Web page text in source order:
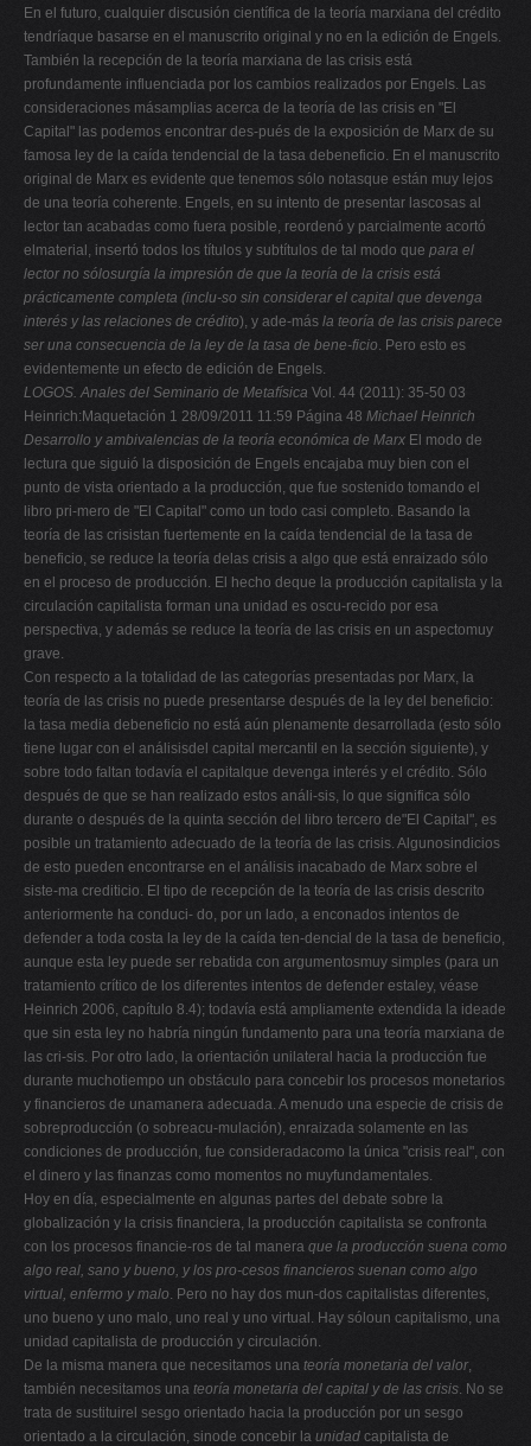
En el futuro, cualquier discusión científica de la teoría marxiana del crédito
tendríaque basarse en el manuscrito original y no en la edición de Engels.
También la recepción de la teoría marxiana de las crisis está
profundamente influenciada por los cambios realizados por Engels. Las
consideraciones másamplias acerca de la teoría de las crisis en "El
Capital" las podemos encontrar des-pués de la exposición de Marx de su
famosa ley de la caída tendencial de la tasa debeneficio. En el manuscrito
original de Marx es evidente que tenemos sólo notasque están muy lejos
de una teoría coherente. Engels, en su intento de presentar lascosas al
lector tan acabadas como fuera posible, reordenó y parcialmente acortó
elmaterial, insertó todos los títulos y subtítulos de tal modo que para el
lector no sólosurgía la impresión de que la teoría de la crisis está
prácticamente completa (inclu-so sin considerar el capital que devenga
interés y las relaciones de crédito), y ade-más la teoría de las crisis parece
ser una consecuencia de la ley de la tasa de bene-ficio. Pero esto es
evidentemente un efecto de edición de Engels.
LOGOS. Anales del Seminario de Metafísica Vol. 44 (2011): 35-50 03
Heinrich:Maquetación 1 28/09/2011 11:59 Página 48 Michael Heinrich
Desarrollo y ambivalencias de la teoría económica de Marx El modo de
lectura que siguió la disposición de Engels encajaba muy bien con el
punto de vista orientado a la producción, que fue sostenido tomando el
libro pri-mero de "El Capital" como un todo casi completo. Basando la
teoría de las crisistan fuertemente en la caída tendencial de la tasa de
beneficio, se reduce la teoría delas crisis a algo que está enraizado sólo
en el proceso de producción. El hecho deque la producción capitalista y la
circulación capitalista forman una unidad es oscu-recido por esa
perspectiva, y además se reduce la teoría de las crisis en un aspectomuy
grave.
Con respecto a la totalidad de las categorías presentadas por Marx, la
teoría de las crisis no puede presentarse después de la ley del beneficio:
la tasa media debeneficio no está aún plenamente desarrollada (esto sólo
tiene lugar con el análisisdel capital mercantil en la sección siguiente), y
sobre todo faltan todavía el capitalque devenga interés y el crédito. Sólo
después de que se han realizado estos análi-sis, lo que significa sólo
durante o después de la quinta sección del libro tercero de"El Capital", es
posible un tratamiento adecuado de la teoría de las crisis. Algunosindicios
de esto pueden encontrarse en el análisis inacabado de Marx sobre el
siste-ma crediticio. El tipo de recepción de la teoría de las crisis descrito
anteriormente ha conduci- do, por un lado, a enconados intentos de
defender a toda costa la ley de la caída ten-dencial de la tasa de beneficio,
aunque esta ley puede ser rebatida con argumentosmuy simples (para un
tratamiento crítico de los diferentes intentos de defender estaley, véase
Heinrich 2006, capítulo 8.4); todavía está ampliamente extendida la ideade
que sin esta ley no habría ningún fundamento para una teoría marxiana de
las cri-sis. Por otro lado, la orientación unilateral hacia la producción fue
durante muchotiempo un obstáculo para concebir los procesos monetarios
y financieros de unamanera adecuada. A menudo una especie de crisis de
sobreproducción (o sobreacu-mulación), enraizada solamente en las
condiciones de producción, fue consideradacomo la única "crisis real", con
el dinero y las finanzas como momentos no muyfundamentales.
Hoy en día, especialmente en algunas partes del debate sobre la
globalización y la crisis financiera, la producción capitalista se confronta
con los procesos financie-ros de tal manera que la producción suena como
algo real, sano y bueno, y los pro-cesos financieros suenan como algo
virtual, enfermo y malo. Pero no hay dos mun-dos capitalistas diferentes,
uno bueno y uno malo, uno real y uno virtual. Hay sóloun capitalismo, una
unidad capitalista de producción y circulación.
De la misma manera que necesitamos una teoría monetaria del valor,
también necesitamos una teoría monetaria del capital y de las crisis. No se
trata de sustituirel sesgo orientado hacia la producción por un sesgo
orientado a la circulación, sinode concebir la unidad capitalista de